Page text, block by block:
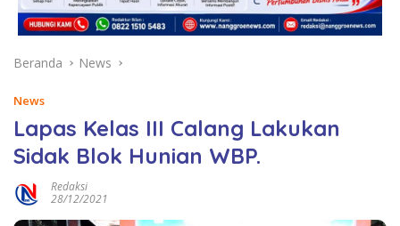
Beranda News
News
Lapas Kelas III Calang Lakukan
Sidak Blok Hunian WBP.
Redaksi
28/12/2021